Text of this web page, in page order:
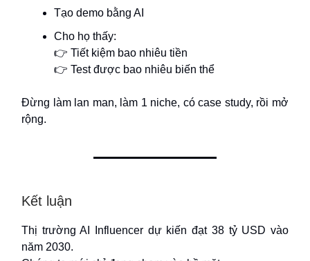
Tạo demo bằng AI
Cho họ thấy:
👉 Tiết kiệm bao nhiêu tiền
👉 Test được bao nhiêu biến thể
Đừng làm lan man, làm 1 niche, có case study, rồi mở
rộng.
Kết luận
Thị trường AI Influencer dự kiến đạt 38 tỷ USD vào
năm 2030.